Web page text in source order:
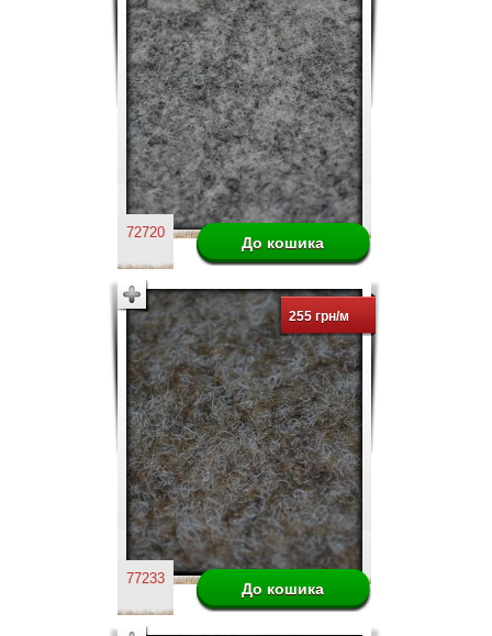
72720
255 грн/м
77233